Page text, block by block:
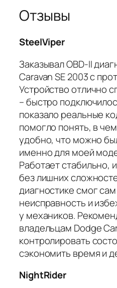
Отзывы
SteelViper
Заказывал OBD-II
Caravan SE 2003 с
Устройство отлично
– быстро
показало реальные
помогло понять, в
удобно, что можно
именно для моей
Работает стабильно,
без лишних
диагностике смог
неисправность и
у механиков.
владельцам Dodge
контролировать
сэкономить время и
NightRider